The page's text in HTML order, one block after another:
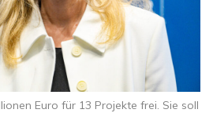
Euro für 13 Projekte frei. Sie soll